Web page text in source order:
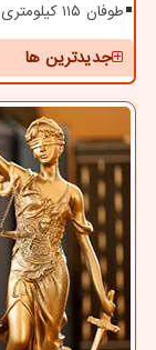
طوفان ۱۱۵ کیلومتری در سیستان
جدیدترین ها